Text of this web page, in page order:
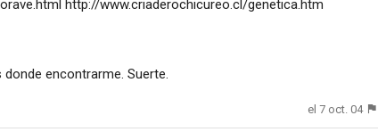
http://www.criaderochicureo.cl/genetica.htm
encontrarme. Suerte.
el 7 oct. 04